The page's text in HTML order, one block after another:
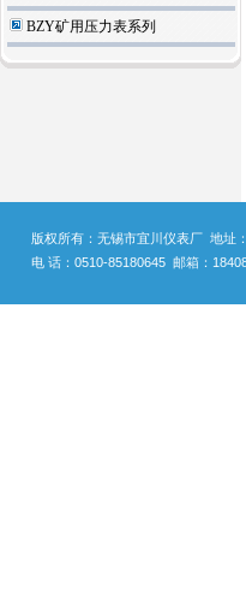
BZY矿用压力表系列
版权所有：无锡市宜川仪表厂 地址
电 话：0510-85180645 邮箱：